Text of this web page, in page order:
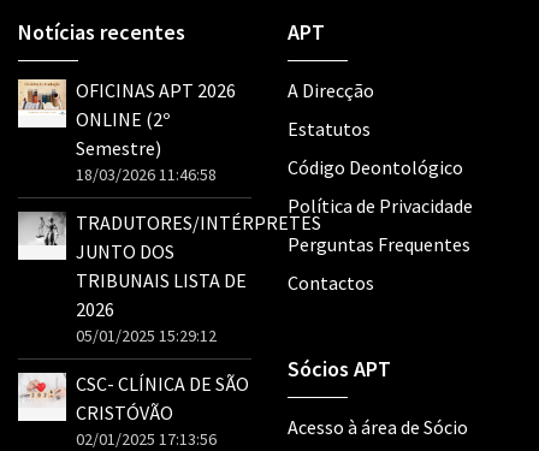
Notícias recentes
OFICINAS APT 2026
ONLINE (2º
Semestre)
18/03/2026 11:46:58
TRADUTORES/INTÉRPRETES
JUNTO DOS
TRIBUNAIS LISTA DE
2026
05/01/2025 15:29:12
CSC- CLÍNICA DE SÃO
CRISTÓVÃO
02/01/2025 17:13:56
APT
A Direcção
Estatutos
Código Deontológico
Política de Privacidade
Perguntas Frequentes
Contactos
Sócios APT
Acesso à área de Sócio